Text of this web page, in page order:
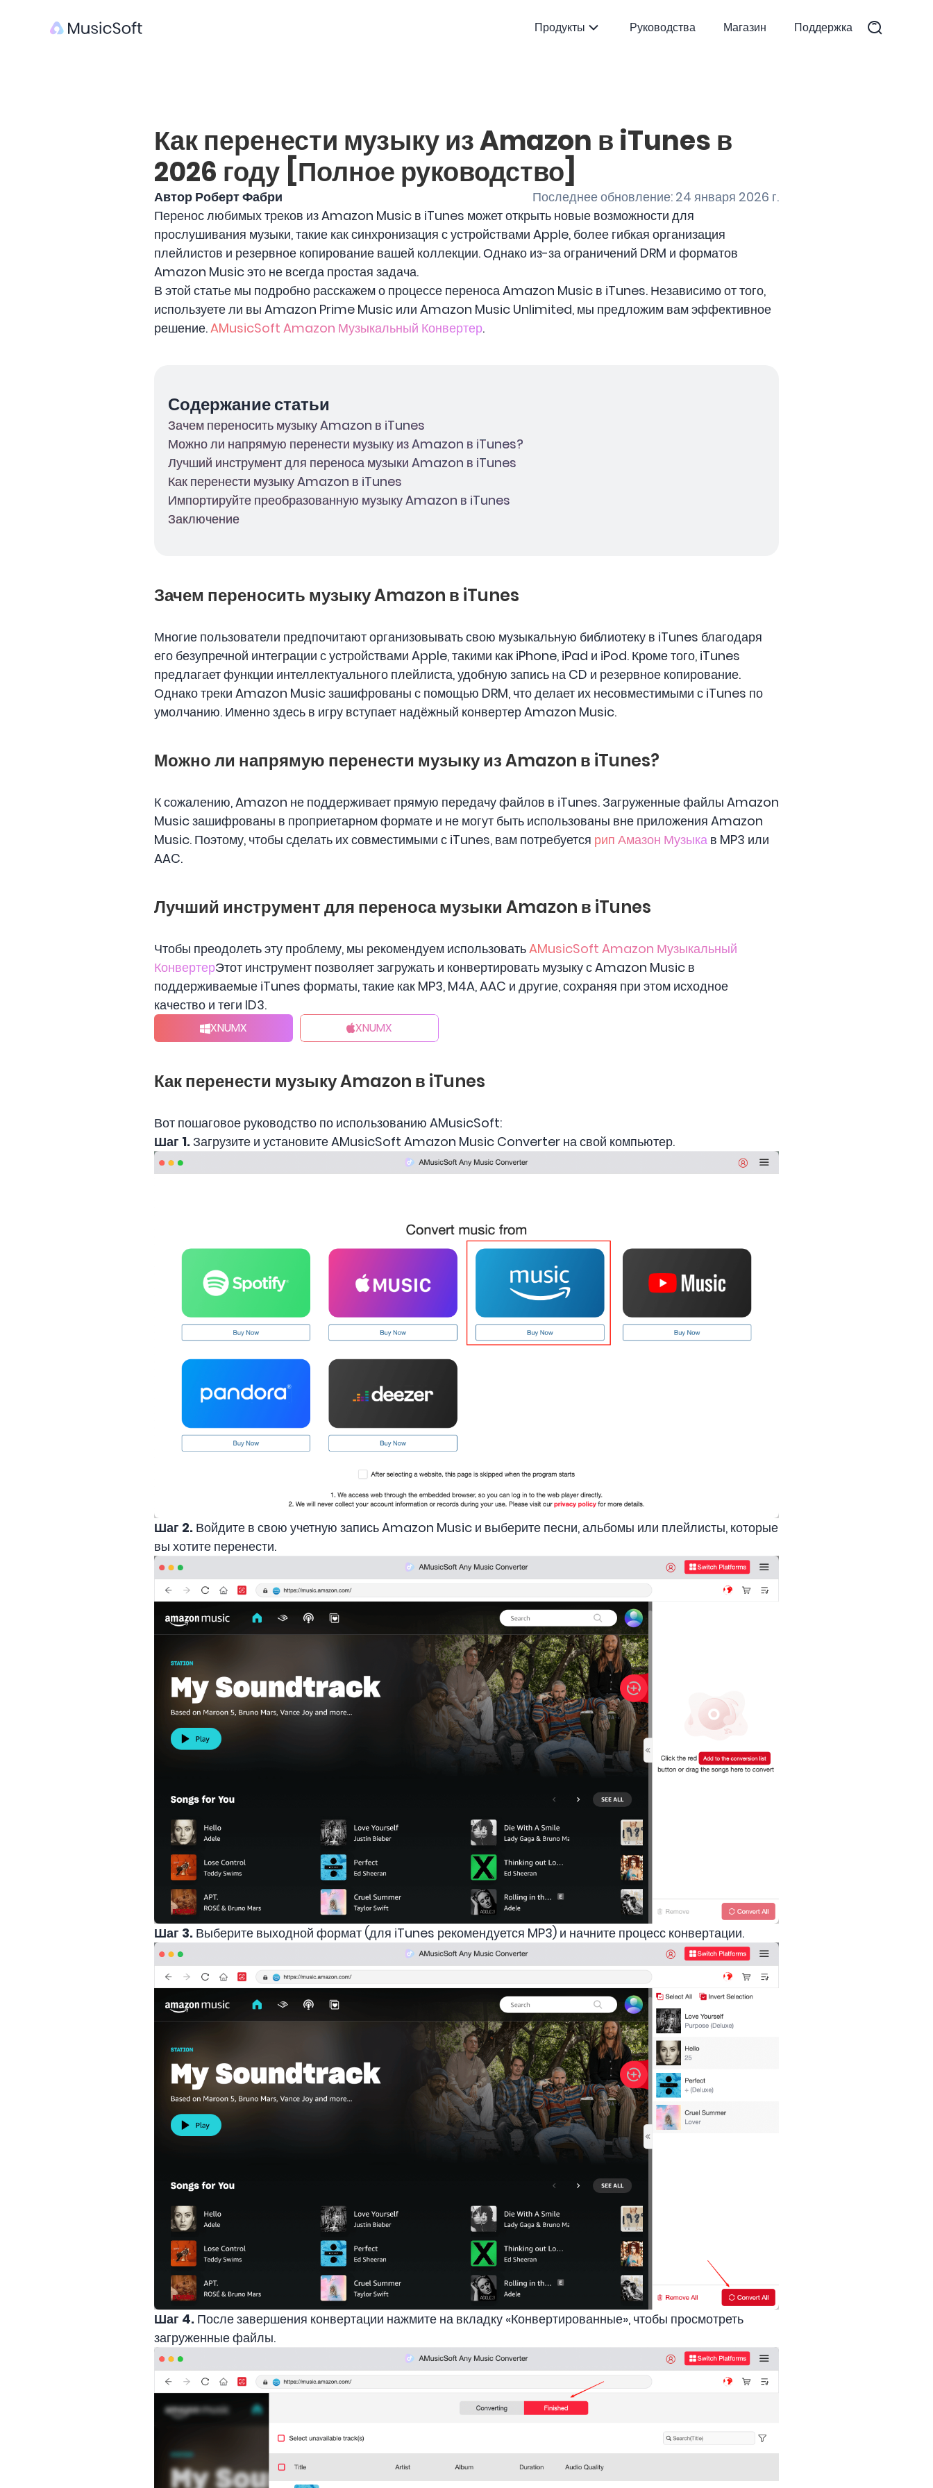
Продукты Руководства Магазин Поддержка
Как перенести музыку из Amazon в iTunes в
2026 году [Полное руководство]
Автор Роберт Фабри
Последнее обновление: 24 января 2026 г.
Перенос любимых треков из Amazon Music в iTunes может открыть новые возможности для
прослушивания музыки, такие как синхронизация с устройствами Apple, более гибкая организация
плейлистов и резервное копирование вашей коллекции. Однако из-за ограничений DRM и форматов
Amazon Music это не всегда простая задача.
В этой статье мы подробно расскажем о процессе переноса Amazon Music в iTunes. Независимо от того,
используете ли вы Amazon Prime Music или Amazon Music Unlimited, мы предложим вам эффективное
решение.AMusicSoft Amazon Музыкальный Конвертер.
Содержание статьи
Зачем переносить музыку Amazon в iTunes
Можно ли напрямую перенести музыку из Amazon в iTunes?
Лучший инструмент для переноса музыки Amazon в iTunes
Как перенести музыку Amazon в iTunes
Импортируйте преобразованную музыку Amazon в iTunes
Заключение
Зачем переносить музыку Amazon в iTunes
Многие пользователи предпочитают организовывать свою музыкальную библиотеку в iTunes благодаря
его безупречной интеграции с устройствами Apple, такими как iPhone, iPad и iPod. Кроме того, iTunes
предлагает функции интеллектуального плейлиста, удобную запись на CD и резервное копирование.
Однако треки Amazon Music зашифрованы с помощью DRM, что делает их несовместимыми с iTunes по
умолчанию. Именно здесь в игру вступает надёжный конвертер Amazon Music.
Можно ли напрямую перенести музыку из Amazon в iTunes?
К сожалению, Amazon не поддерживает прямую передачу файлов в iTunes. Загруженные файлы Amazon
Music зашифрованы в проприетарном формате и не могут быть использованы вне приложения Amazon
Music. Поэтому, чтобы сделать их совместимыми с iTunes, вам потребуется рип Амазон Музыка в MP3 или
AAC.
Лучший инструмент для переноса музыки Amazon в iTunes
Чтобы преодолеть эту проблему, мы рекомендуем использоватьAMusicSoft Amazon Музыкальный
КонвертерЭтот инструмент позволяет загружать и конвертировать музыку с Amazon Music в
поддерживаемые iTunes форматы, такие как MP3, M4A, AAC и другие, сохраняя при этом исходное
качество и теги ID3.
XNUMX XNUMX
Как перенести музыку Amazon в iTunes
Вот пошаговое руководство по использованию AMusicSoft:
Шаг 1.Загрузите и установите AMusicSoft Amazon Music Converter на свой компьютер.
Шаг 2. Войдите в свою учетную запись Amazon Music и выберите песни, альбомы или плейлисты, которые
вы хотите перенести.
Шаг 3. Выберите выходной формат (для iTunes рекомендуется MP3) и начните процесс конвертации.
Шаг 4. После завершения конвертации нажмите на вкладку «Конвертированные», чтобы просмотреть
загруженные файлы.